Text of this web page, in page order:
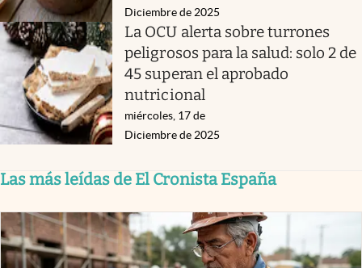
Diciembre de 2025
La OCU alerta sobre turrones
peligrosos para la salud: solo 2 de
45 superan el aprobado
nutricional
miércoles, 17 de
Diciembre de 2025
Las más leídas de El Cronista España